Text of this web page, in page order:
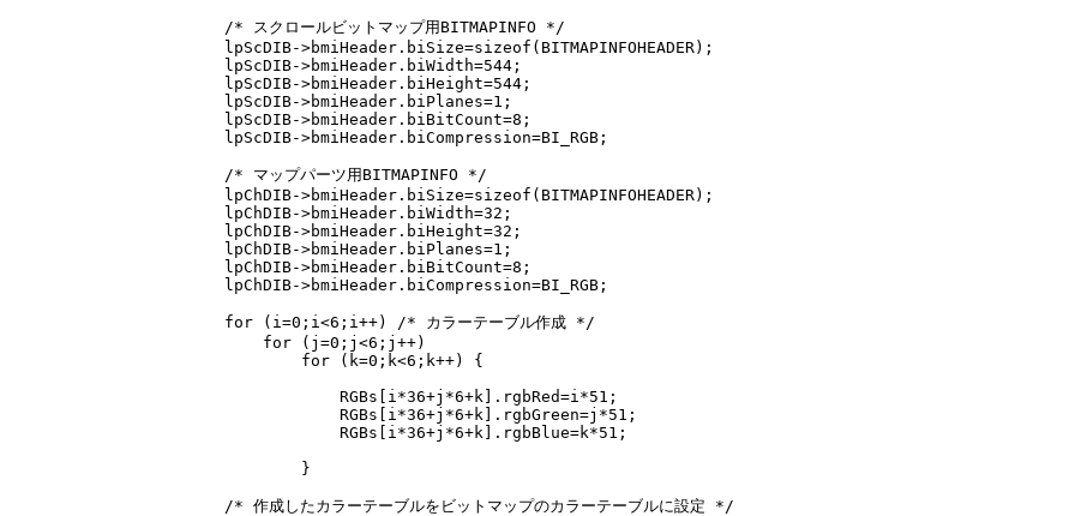
  /* スクロールビットマップ用BITMAPINFO */
  lpScDIB->bmiHeader.biSize=sizeof(BITMAPINFOHEADER);
  lpScDIB->bmiHeader.biWidth=544;
  lpScDIB->bmiHeader.biHeight=544;
  lpScDIB->bmiHeader.biPlanes=1;
  lpScDIB->bmiHeader.biBitCount=8;
  lpScDIB->bmiHeader.biCompression=BI_RGB;
  /* マップパーツ用BITMAPINFO */
  lpChDIB->bmiHeader.biSize=sizeof(BITMAPINFOHEADER);
  lpChDIB->bmiHeader.biWidth=32;
  lpChDIB->bmiHeader.biHeight=32;
  lpChDIB->bmiHeader.biPlanes=1;
  lpChDIB->bmiHeader.biBitCount=8;
  lpChDIB->bmiHeader.biCompression=BI_RGB;
  for (i=0;i<6;i++) /* カラーテーブル作成 */
      for (j=0;j<6;j++)
          for (k=0;k<6;k++) {
              RGBs[i*36+j*6+k].rgbRed=i*51;
              RGBs[i*36+j*6+k].rgbGreen=j*51;
              RGBs[i*36+j*6+k].rgbBlue=k*51;
          }
  /* 作成したカラーテーブルをビットマップのカラーテーブルに設定 */